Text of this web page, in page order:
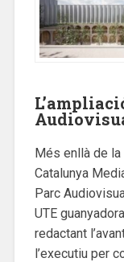
Més enllà de la
Catalunya
Parc
UTE
redactant
l’executiu per